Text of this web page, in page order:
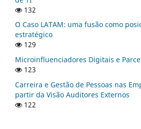
132
O Caso LATAM: uma fusão como
estratégico
129
Microinfluenciadores Digitais e
123
Carreira e Gestão de Pessoas nas
partir da Visão Auditores Externos
122